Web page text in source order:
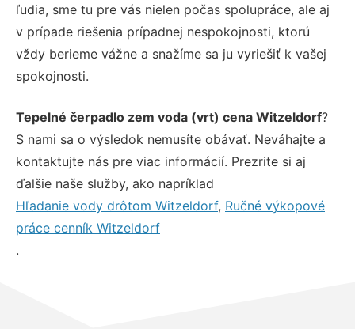
ľudia, sme tu pre vás nielen počas spolupráce, ale aj
v prípade riešenia prípadnej nespokojnosti, ktorú
vždy berieme vážne a snažíme sa ju vyriešiť k vašej
spokojnosti.
Tepelné čerpadlo zem voda (vrt) cena Witzeldorf?
S nami sa o výsledok nemusíte obávať. Neváhajte a
kontaktujte nás pre viac informácií. Prezrite si aj
ďalšie naše služby, ako napríklad
Hľadanie vody drôtom Witzeldorf, Ručné výkopové
práce cenník Witzeldorf
.